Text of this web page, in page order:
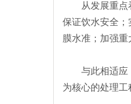
从发展重点看
保证饮水安全；
膜水准；加强重
与此相适应，
为核心的处理工